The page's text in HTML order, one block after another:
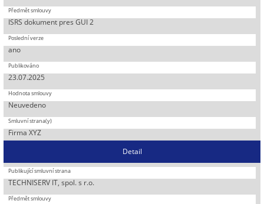
ISRS dokument pres GUI 2
ano
23.07.2025
Neuvedeno
Firma XYZ
Detail
TECHNISERV IT, spol. s r.o.